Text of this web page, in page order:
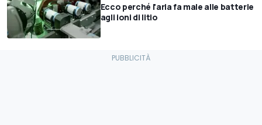
Ecco perché l'aria fa male alle batterie
agli ioni di litio